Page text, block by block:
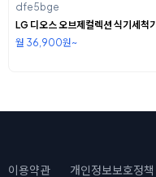
dfe5bge
LG 디오스 오브제컬렉션 식기세척기
월 36,900원~
이용약관 개인정보보호정책